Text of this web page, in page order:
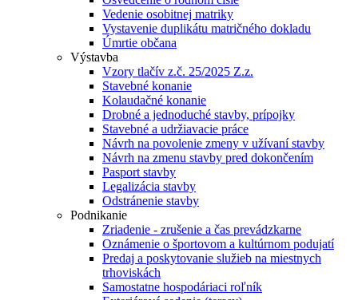
Vedenie osobitnej matriky
Vystavenie duplikátu matričného dokladu
Úmrtie občana
Výstavba
Vzory tlačív z.č. 25/2025 Z.z.
Stavebné konanie
Kolaudačné konanie
Drobné a jednoduché stavby, prípojky
Stavebné a udržiavacie práce
Návrh na povolenie zmeny v užívaní stavby
Návrh na zmenu stavby pred dokončením
Pasport stavby
Legalizácia stavby
Odstránenie stavby
Podnikanie
Zriadenie - zrušenie a čas prevádzkarne
Oznámenie o športovom a kultúrnom podujatí
Predaj a poskytovanie služieb na miestnych
trhoviskách
Samostatne hospodáriaci roľník